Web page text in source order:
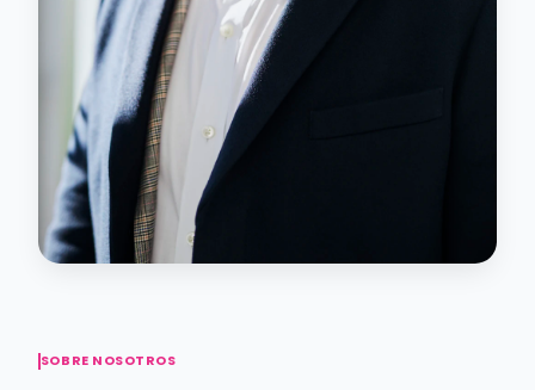
SOBRE NOSOTROS